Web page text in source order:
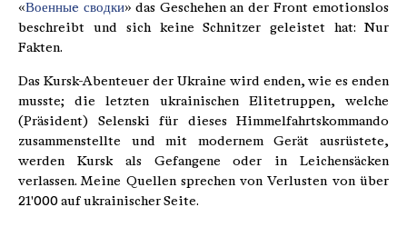
«Военныe сводки» das Geschehen an der Front emotionslos
beschreibt und sich keine Schnitzer geleistet hat: Nur
Fakten.
Das Kursk-Abenteuer der Ukraine wird enden, wie es enden
musste; die letzten ukrainischen Elitetruppen, welche
(Präsident) Selenski für dieses Himmelfahrtskommando
zusammenstellte und mit modernem Gerät ausrüstete,
werden Kursk als Gefangene oder in Leichensäcken
verlassen. Meine Quellen sprechen von Verlusten von über
21'000 auf ukrainischer Seite.